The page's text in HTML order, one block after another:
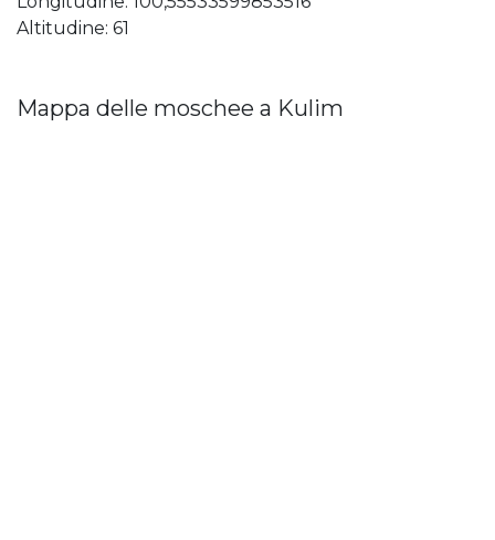
Altitudine: 61
Mappa delle moschee a Kulim